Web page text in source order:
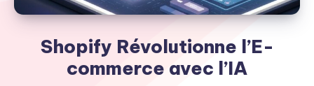
Shopify Révolutionne l’E-
commerce avec l’IA